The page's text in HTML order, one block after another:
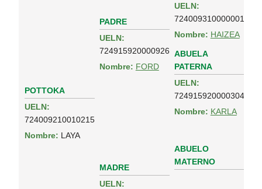
POTTOKA
UELN:
724009210010215
Nombre: LAYA
PADRE
UELN:
724915920000926
Nombre: FORD
UELN:
724009310000001
Nombre: HAIZEA
ABUELA
PATERNA
UELN:
724915920000304
Nombre: KARLA
MADRE
UELN:
ABUELO
MATERNO